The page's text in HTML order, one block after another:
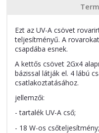
Ezt az UV-A csövet
teljesítményű. A
csapdába esnek.
A kettős csövet 2Gx4
bázissal látják el. 4 lábú
csatlakoztatásához.
jellemzői:
- tartalék UV-A cső;
- 18 W-os csőteljesítmény;